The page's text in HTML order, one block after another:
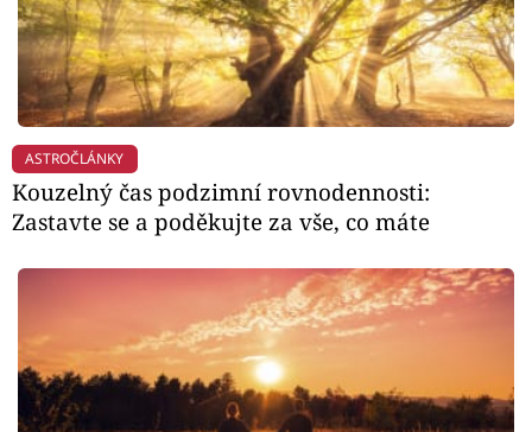
Přihlášení
Sledujte nás
ASTROČLÁNKY
Kouzelný čas podzimní rovnodennosti:
Zastavte se a poděkujte za vše, co máte